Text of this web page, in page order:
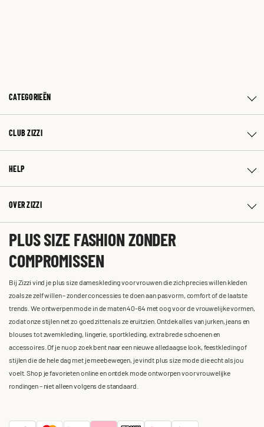
CATEGORIEËN
CLUB ZIZZI
HELP
OVER ZIZZI
PLUS SIZE FASHION ZONDER
COMPROMISSEN
Bij Zizzi vind je plus size dameskleding voor vrouwen die zich precies willen kleden
zoals ze zelf willen – zonder concessies te doen aan pasvorm, comfort of de laatste
trends. We ontwerpen mode in de maten 40-64 met oog voor de vrouwelijke vormen,
zodat onze stijlen net zo goed zitten als ze eruitzien. Ontdek alles van jurken, jeans en
blouses tot zwemkleding, lingerie, sportkleding, extra brede schoenen en
accessoires. Of je nu op zoek bent naar een nieuwe alledaagse look, feestkleding of
stijlen die de hele dag met je meebewegen, je vindt plus size mode die echt als jou
voelt. Shop je favorieten online en ontdek mode ontworpen voor vrouwelijke
rondingen – niet alleen volgens de standaard.